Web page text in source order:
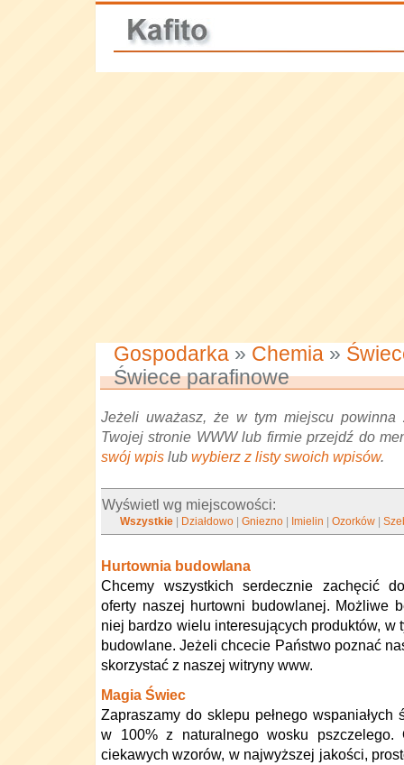
Gospodarka » Chemia »
Świece parafinowe
Jeżeli uważasz, że w tym miejscu powinna
Twojej stronie WWW lub firmie przejdź do
swój wpis lub wybierz z listy swoich wpisów.
Wyświetl wg miejscowości:
Wszystkie Działdowo |Gniezno Imielin |Ozorków |
Hurtownia budowlana
Chcemy wszystkich serdecznie zachęcić
oferty naszej hurtowni budowlanej. Możliwe
niej bardzo wielu interesujących produktów, w
budowlane. Jeżeli chcecie Państwo poznać
skorzystać z naszej witryny www.
Magia Świec
Zapraszamy do sklepu pełnego wspaniałych
w 100% z naturalnego wosku pszczelego.
ciekawych wzorów, w najwyższej jakości,